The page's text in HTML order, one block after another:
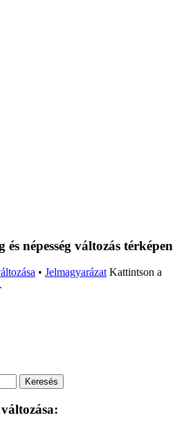
és népesség változás térképen
• JelmagyarázatKattintson a
változása: